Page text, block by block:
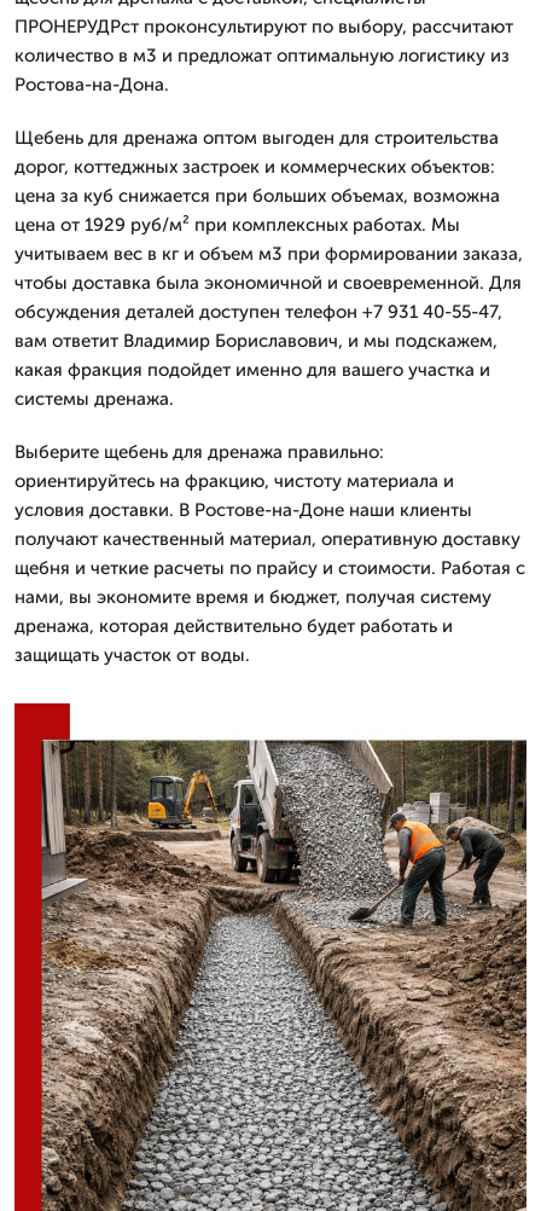
ПРОНЕРУДРст проконсультируют по выбору, рассчитают
количество в м3 и предложат оптимальную логистику из
Ростова-на-Дона.
Щебень для дренажа оптом выгоден для строительства
дорог, коттеджных застроек и коммерческих объектов:
цена за куб снижается при больших объемах, возможна
цена от 1929 руб/м² при комплексных работах. Мы
учитываем вес в кг и объем м3 при формировании заказа,
чтобы доставка была экономичной и своевременной. Для
обсуждения деталей доступен телефон +7 931 40-55-47,
вам ответит Владимир Бориславович, и мы подскажем,
какая фракция подойдет именно для вашего участка и
системы дренажа.
Выберите щебень для дренажа правильно:
ориентируйтесь на фракцию, чистоту материала и
условия доставки. В Ростове-на-Доне наши клиенты
получают качественный материал, оперативную доставку
щебня и четкие расчеты по прайсу и стоимости. Работая с
нами, вы экономите время и бюджет, получая систему
дренажа, которая действительно будет работать и
защищать участок от воды.